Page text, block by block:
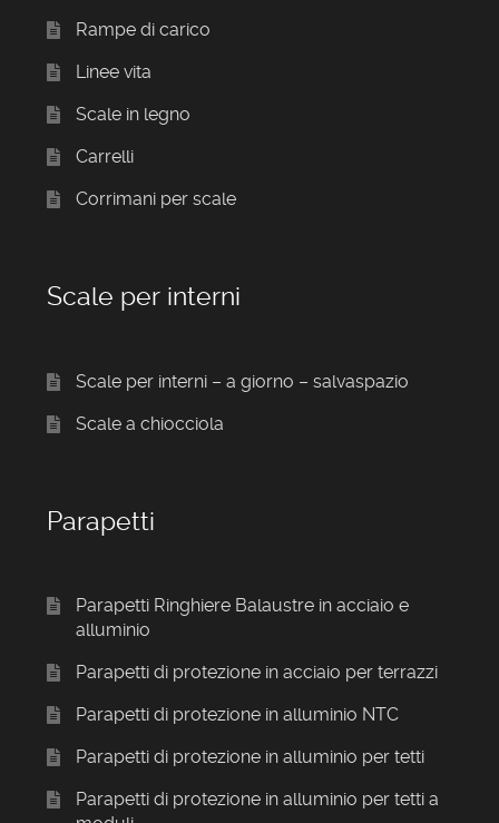
Rampe di carico
Linee vita
Scale in legno
Carrelli
Corrimani per scale
Scale per interni
Scale per interni – a giorno – salvaspazio
Scale a chiocciola
Parapetti
Parapetti Ringhiere Balaustre in acciaio e
alluminio
Parapetti di protezione in acciaio per terrazzi
Parapetti di protezione in alluminio NTC
Parapetti di protezione in alluminio per tetti
Parapetti di protezione in alluminio per tetti a